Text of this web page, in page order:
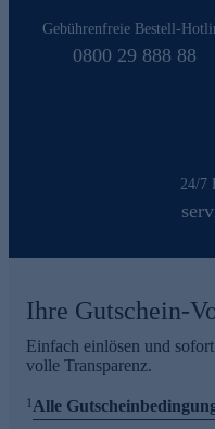
Gebührenfreie Bestell-
0800 29 888 88
24/7
Ihre Gutschein-
Einfach einlösen und
volle Transparenz.
1 Alle